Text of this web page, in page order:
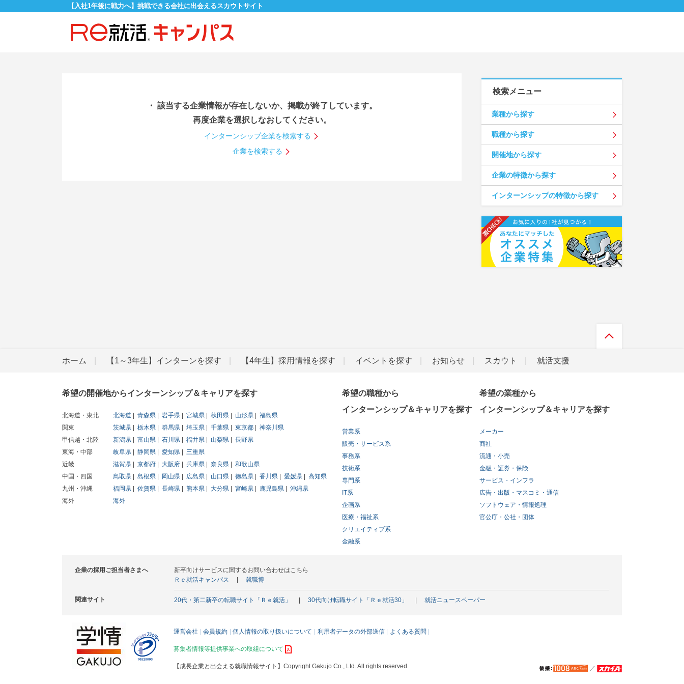
【入社1年後に戦力へ】挑戦できる会社に出会えるスカウトサイト
・ 該当する企業情報が存在しないか、掲載が終了しています。
再度企業を選択しなおしてください。
インターンシップ企業を検索する
企業を検索する
検索メニュー
業種から探す
職種から探す
開催地から探す
企業の特徴から探す
インターンシップの特徴から探す
ホーム 【1～3年生】インターンを探す 【4年生】採用情報を探す イベントを探す お知らせ スカウト 就活支援
希望の開催地からインターンシップ＆キャリアを探す
北海道・東北 北海道 青森県 岩手県 宮城県 秋田県 山形県
福島県
関東
茨城県 栃木県 群馬県 埼玉県 千葉県 東京都
神奈川県
甲信越・北陸
新潟県 富山県 石川県 福井県 山梨県
長野県
東海・中部
岐阜県 静岡県 愛知県
三重県
近畿
滋賀県 京都府 大阪府 兵庫県 奈良県
和歌山県
中国・四国
鳥取県 島根県 岡山県 広島県 山口県 徳島県 香川県 愛媛県
高知県
九州・沖縄
福岡県 佐賀県 長崎県 熊本県 大分県 宮崎県 鹿児島県
沖縄県
海外
海外
希望の職種から
インターンシップ＆キャリアを探す
営業系
販売・サービス系
事務系
技術系
専門系
IT系
企画系
医療・福祉系
クリエイティブ系
金融系
希望の業種から
インターンシップ＆キャリアを探す
メーカー
商社
流通・小売
金融・証券・保険
サービス・インフラ
広告・出版・マスコミ・通信
ソフトウェア・情報処理
官公庁・公社・団体
企業の採用ご担当者さまへ
新卒向けサービスに関するお問い合わせはこちら
Ｒｅ就活キャンパス
就職博
関連サイト 20代・第二新卒の転職サイト「Ｒｅ就活」 30代向け転職サイト「Ｒｅ就活30」 就活ニュースペーパー
運営会社 会員規約 個人情報の取り扱いについて 利用者データの外部送信 よくある質問
募集者情報等提供事業への取組について
【成長企業と出会える就職情報サイト】 Copyright Gakujo Co., Ltd. All rights reserved. ／